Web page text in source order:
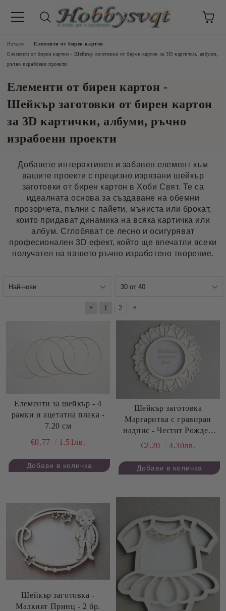
Начало
Елементи от бирен картон
Елементи от бирен картон - Шейкър заготовки от бирен картон за 3D картички, албуми,
ръчно израбоени проекти
Елементи от бирен картон -
Шейкър заготовки от бирен картон
за 3D картички, албуми, ръчно
израбоени проекти
Добавете интерактивен и забавен елемент към
вашите проекти с прецизно изрязани шейкър
заготовки от бирен картон в Хоби Свят. Те са
идеалната основа за създаване на обемни
прозорчета, пълни с пайети, мъниста или брокат,
които придават динамика на всяка картичка или
албум. Сглобяват се лесно и осигуряват
професионален 3D ефект, който ще впечатли всеки
получател на вашето ръчно изработено творение.
« 1 2 »
Елементи за шейкър - 4
рамки и ацетатна плака -
7.20 см
€0.77
1.51лв.
Шейкър заготовка
Маргаритка с гравиран
надпис - Честит Рожден
Ден ! - 2 бр.
€2.20 4.30лв.
Шейкър заготовка -
Малкият Принц - 2 бр.